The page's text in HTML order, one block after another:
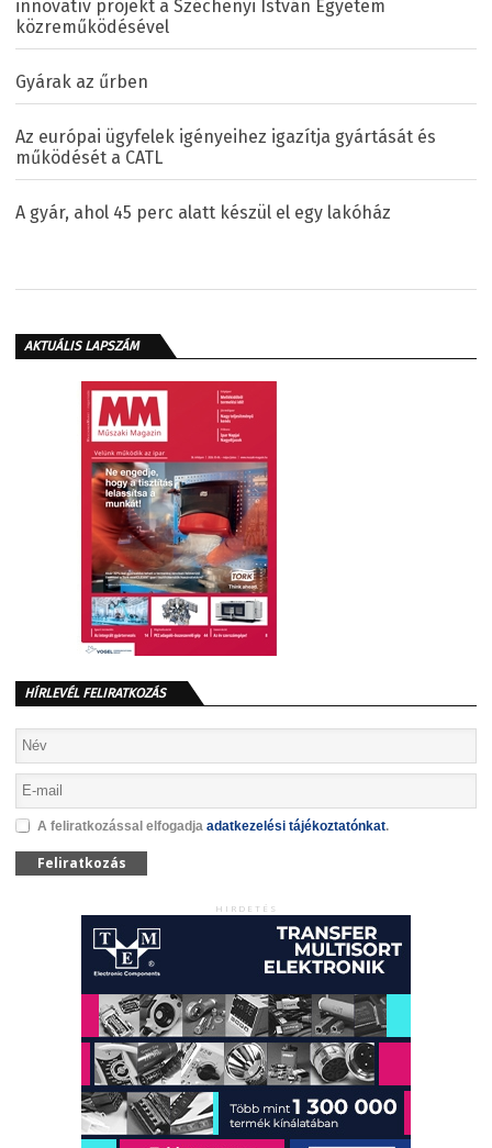
innovatív projekt a Széchenyi István Egyetem
közreműködésével
Gyárak az űrben
Az európai ügyfelek igényeihez igazítja gyártását és
működését a CATL
A gyár, ahol 45 perc alatt készül el egy lakóház
AKTUÁLIS LAPSZÁM
HÍRLEVÉL FELIRATKOZÁS
A feliratkozással elfogadja adatkezelési tájékoztatónkat.
Feliratkozás
HIRDETÉS